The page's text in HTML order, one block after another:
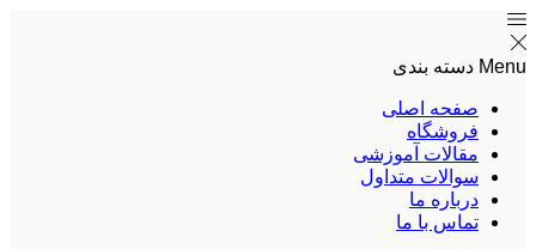
Menu دسته بندی
صفحه اصلی
فروشگاه
مقالات آموزشی
سوالات متداول
درباره ما
تماس با ما